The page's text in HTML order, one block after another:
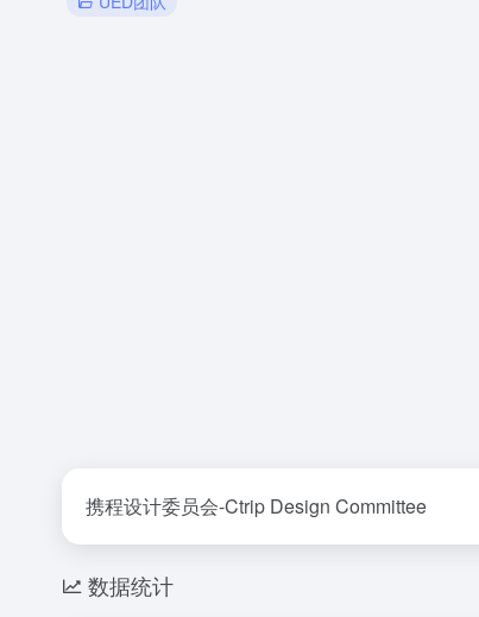
携程设计委员会-Ctrip Design Committee
数据统计